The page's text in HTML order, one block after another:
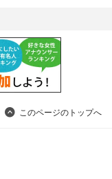
このページのトップへ